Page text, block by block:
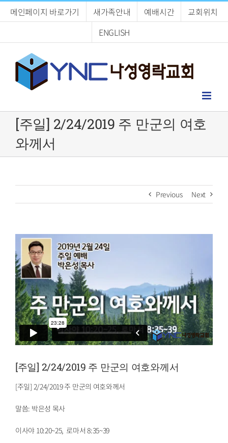
메인페이지 바로가기 새가족안내 예배시간
교회위치
ENGLISH
[주일] 2/24/2019 주 만군의 여호
와께서
Previous Next
[주일] 2/24/2019 주 만군의 여호와께서
[주일] 2/24/2019 주 만군의 여호와께서
말씀: 박은성 목사
이사야 10:20~25, 로마서 8:35~39